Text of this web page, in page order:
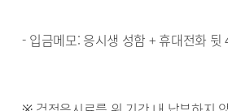
- 입금메모: 응시생 성함 + 휴대전화